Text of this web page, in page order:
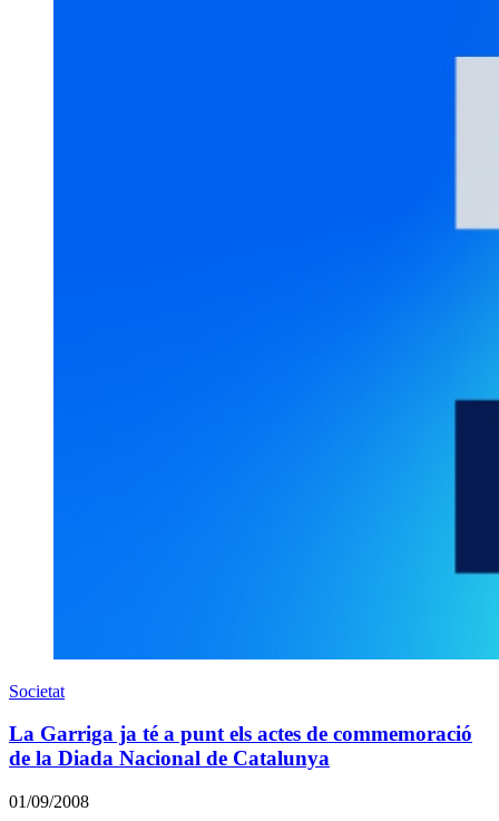
Societat
La Garriga ja té a punt els actes de commemoració
de la Diada Nacional de Catalunya
01/09/2008